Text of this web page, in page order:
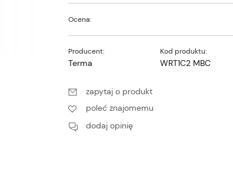
Ocena:
Producent:
Terma
Kod produktu:
WRT1C2 MBC
zapytaj o produkt
poleć znajomemu
dodaj opinię